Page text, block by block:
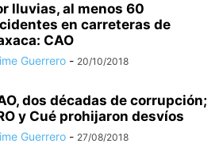
lluvias, al menos 60
en carreteras de
CAO
Guerrero - 20/10/2018
dos décadas de corrupción;
y Cué prohijaron desvíos
Guerrero - 27/08/2018